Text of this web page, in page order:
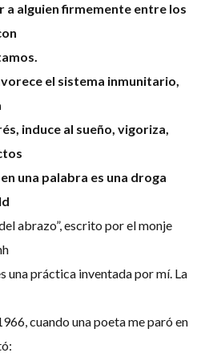
alguien firmemente entre los
el sistema inmunitario,
induce al sueño, vigoriza,
una palabra es una droga
abrazo”, escrito por el monje
una práctica inventada por mí. La
cuando una poeta me paró en